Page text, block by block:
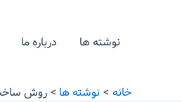
نوشته ها درباره ما
خانه نوشته ها روش